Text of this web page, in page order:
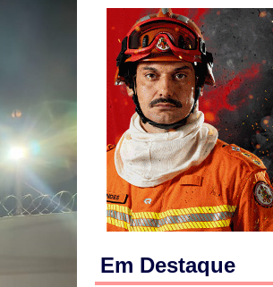
Em Destaque